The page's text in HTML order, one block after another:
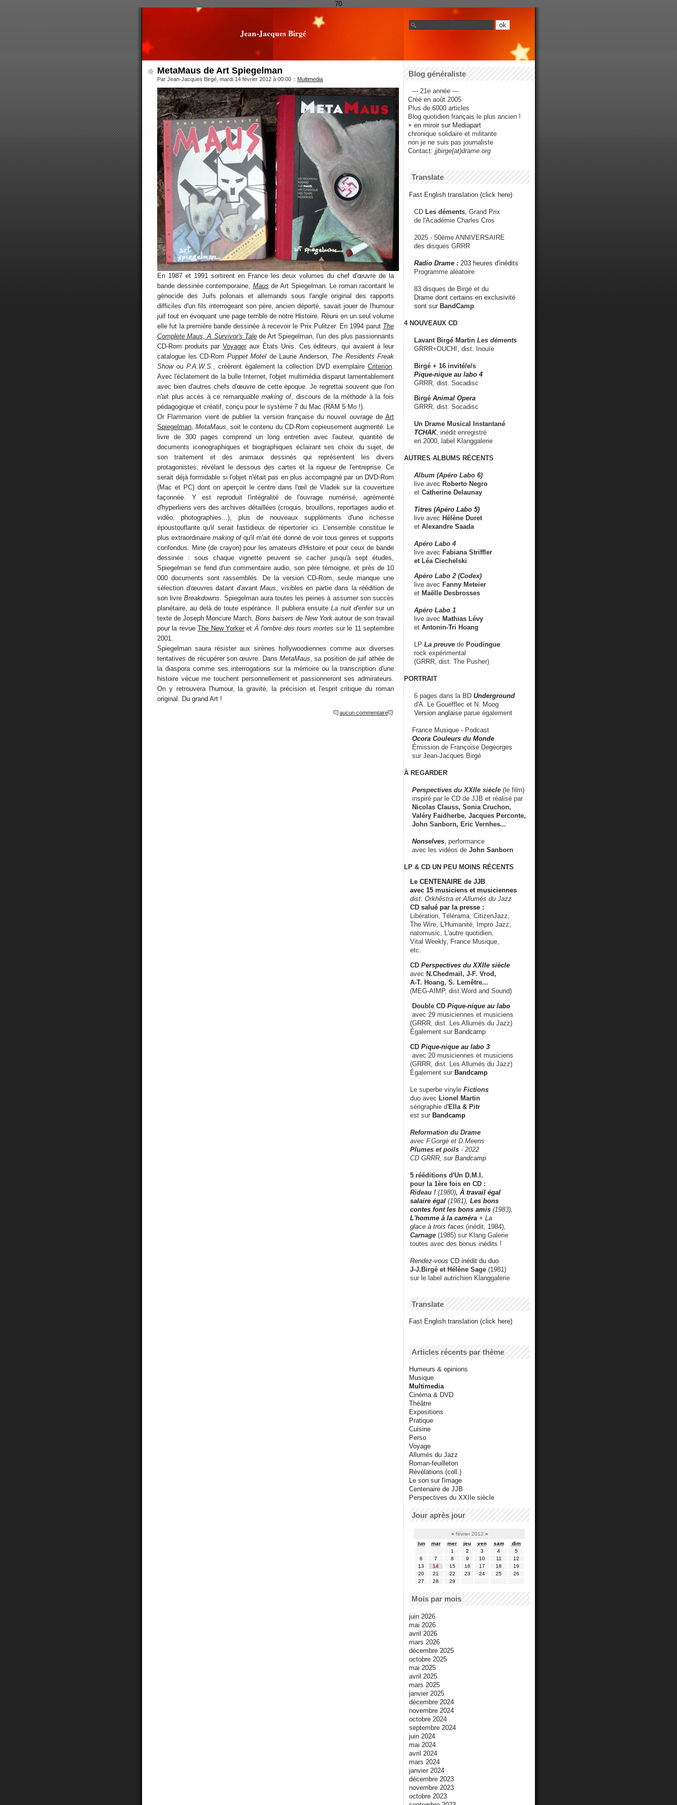
70
Jean-Jacques Birgé
MetaMaus de Art Spiegelman
Par Jean-Jacques Birgé, mardi 14 février 2012 à 00:00 :: Multimedia
En 1987 et 1991 sortirent en France les deux volumes du chef d'œuvre de la
bande dessinée contemporaine, Maus de Art Spiegelman. Le roman racontant le
génocide des Juifs polonais et allemands sous l'angle original des rapports
difficiles d'un fils interrogeant son père, ancien déporté, savait jouer de l'humour
juif tout en évoquant une page terrible de notre Histoire. Réuni en un seul volume
elle fut la première bande dessinée à recevoir le Prix Pulitzer. En 1994 parut The
Complete Maus, A Survivor's Talede Art Spiegelman, l'un des plus passionnants
CD-Rom produits par Voyager aux États Unis. Ces éditeurs, qui avaient à leur
catalogue les CD-Rom Puppet Motel de Laurie Anderson, The Residents Freak
Showou P.A.W.S. , créèrent également la collection DVD exemplaireCriterion
Avec l'éclatement de la bulle Internet, l'objet multimédia disparut lamentablement
avec bien d'autres chefs d'œuvre de cette époque. Je regrettai souvent que l'on
n'ait plus accès à ce remarquablemaking of, discours de la méthode à la fois
pédagogique et créatif, conçu pour le système 7 du Mac (RAM 5 Mo !).
Or Flammarion vient de publier la version française du nouvel ouvrage de Art
Spiegelman ,MetaMaus , soit le contenu du CD-Rom copieusement augmenté. Le
livre de 300 pages comprend un long entretien avec l'auteur, quantité de
documents iconographiques et biographiques éclairant ses choix du sujet, de
son traitement et des animaux dessinés qui représentent les divers
protagonistes, révélant le dessous des cartes et la rigueur de l'entreprise. Ce
serait déjà formidable si l'objet n'était pas en plus accompagné par un DVD-Rom
(Mac et PC) dont on aperçoit le centre dans l'œil de Vladek sur la couverture
façonnée. Y est reproduit l'intégralité de l'ouvrage numérisé, agrémenté
d'hyperliens vers des archives détaillées (croquis, brouillons, reportages audio et
vidéo, photographies...), plus de nouveaux suppléments d'une richesse
époustouflante qu'il serait fastidieux de répertorier ici. L'ensemble constitue le
plus extraordinairemaking ofqu'il m'ait été donné de voir tous genres et supports
confondus. Mine (de crayon) pour les amateurs d'Histoire et pour ceux de bande
dessinée : sous chaque vignette peuvent se cacher jusqu'à sept études,
Spiegelman se fend d'un commentaire audio, son père témoigne, et près de 10
000 documents sont rassemblés. De la version CD-Rom, seule manque une
sélection d'œuvres datant d'avantMaus , visibles en partie dans la réédition de
son livreBreakdowns . Spiegelman aura toutes les peines à assumer son succès
planétaire, au delà de toute espérance. Il publiera ensuite La nuit d'enfersur un
texte de Joseph Moncure March, Bons baisers de New York autour de son travail
pour la revueThe New Yorker et À l'ombre des tours mortes sur le 11 septembre
2001.
Spiegelman saura résister aux sirènes hollywoodiennes comme aux diverses
tentatives de récupérer son œuvre. Dans MetaMaus , sa position de juif athée de
la diaspora comme ses interrogations sur la mémoire ou la transcription d'une
histoire vécue me touchent personnellement et passionneront ses admirateurs.
On y retrouvera l'humour, la gravité, la précision et l'esprit critique du roman
original. Du grand Art !
aucun commentaire
Blog généraliste
--- 21e année ---
Créé en août 2005
Plus de 6000 articles
Blog quotidien français le plus ancien !
+ en miroir sur Mediapart
chronique solidaire et militante
non je ne suis pas journaliste
Contact: jjbirge(at)drame.org
Translate
Fast English translation (click here)
CD Les déments , Grand Prix
de l'Académie Charles Cros
2025 - 50ème ANNIVERSAIRE
des disques GRRR
Radio Drame : 203 heures d'inédits
Programme aléatoire
83 disques de Birgé et du
Drame dont certains en exclusivité
sont sur BandCamp
4 NOUVEAUX CD
Lavant Birgé Martin Les déments
GRRR+OUCH!, dist. Inouïe
Birgé + 16 invité/e/s
Pique-nique au labo 4
GRRR, dist. Socadisc
Birgé Animal Opera
GRRR, dist. Socadisc
Un Drame Musical Instantané
TCHAK, inédit enregistré
en 2000, label Klanggalerie
AUTRES ALBUMS RÉCENTS
Album (Apéro Labo 6)
live avec Roberto Negro
et Catherine Delaunay
Titres (Apéro Labo 5)
live avec Hélène Duret
et Alexandre Saada
Apéro Labo 4
live avec Fabiana Striffler
et Léa Ciechelski
Apéro Labo 2 (Codex)
live avec Fanny Meteier
et Maëlle Desbrosses
Apéro Labo 1
live avec Mathias Lévy
et Antonin-Tri Hoang
LP La preuve de Poudingue
rock expérimental
(GRRR, dist. The Pusher)
PORTRAIT
6 pages dans la BD Underground
d'A. Le Gouëfflec et N. Moog
Version anglaise parue également
France Musique - Podcast
Ocora Couleurs du Monde
Émission de Françoise Degeorges
sur Jean-Jacques Birgé
À REGARDER
Perspectives du XXIIe siècle (le film)
inspiré par le CD de JJB et réalisé par
Nicolas Clauss, Sonia Cruchon,
Valéry Faidherbe, Jacques Perconte,
John Sanborn, Eric Vernhes...
Nonselves , performance
avec les vidéos de John Sanborn
LP & CD UN PEU MOINS RÉCENTS
Le CENTENAIRE de JJB
avec 15 musiciens et musiciennes
dist. Orkhêstra et Allumés du Jazz
CD salué par la presse :
Libération, Télérama, CitizenJazz,
The Wire, L'Humanité, Impro Jazz,
natomusic, L'autre quotidien,
Vital Weekly, France Musique,
etc.
CD Perspectives du XXIIe siècle
avec N.Chedmail, J-F. Vrod,
A-T. Hoang, S. Lemêtre...
(MEG-AIMP, dist.Word and Sound)
Double CD Pique-nique au labo
avec 29 musiciennes et musiciens
(GRRR, dist. Les Allumés du Jazz)
Également sur Bandcamp
CD Pique-nique au labo 3
avec 20 musiciennes et musiciens
(GRRR, dist. Les Allumés du Jazz)
Également sur Bandcamp
Le superbe vinyle Fictions
duo avec Lionel Martin
sérigraphie d'Ella & Pitr
est sur Bandcamp
Reformation du Drame
avec F.Gorgé et D.Meens
Plumes et poils - 2022
CD GRRR, sur Bandcamp
5 rééditions d'Un D.M.I.
pour la 1ère fois en CD :
Rideau ! (1980), À travail égal
salaire égal (1981), Les bons
contes font les bons amis (1983),
L'homme à la caméra + La
glace à trois faces (inédit, 1984),
Carnage (1985) sur Klang Galerie
toutes avec des bonus inédits !
Rendez-vous CD inédit du duo
J-J.Birgé et Hélène Sage (1981)
sur le label autrichien Klanggalerie
Translate
Fast English translation (click here)
Articles récents par thème
Humeurs & opinions
Musique
Multimedia
Cinéma & DVD
Théâtre
Expositions
Pratique
Cuisine
Perso
Voyage
Allumés du Jazz
Roman-feuilleton
Révélations (coll.)
Le son sur l'image
Centenaire de JJB
Perspectives du XXIIe siècle
Jour après jour
« février 2012 »
lun
mar mer jeu ven sam
dim
1
2 3 4
5
6
7 8 9 10 11
12
13
14 15 16 17 18
19
20
21 22 23 24 25
26
27
28 29
Mois par mois
juin 2026
mai 2026
avril 2026
mars 2026
décembre 2025
octobre 2025
mai 2025
avril 2025
mars 2025
janvier 2025
décembre 2024
novembre 2024
octobre 2024
septembre 2024
juin 2024
mai 2024
avril 2024
mars 2024
janvier 2024
décembre 2023
novembre 2023
octobre 2023